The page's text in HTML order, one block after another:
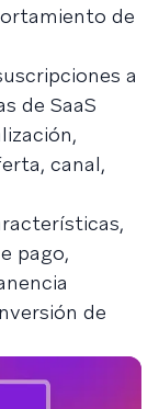
de
a
de SaaS
canal,
pago,
de